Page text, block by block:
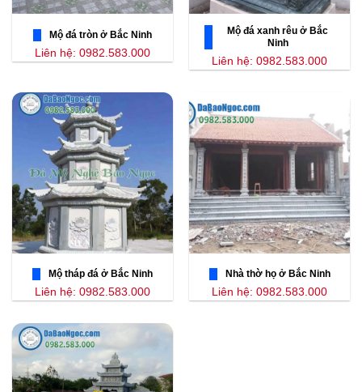
Mộ đá tròn ở Bắc Ninh
Liên hệ: 0982.583.000
Mộ đá xanh rêu ở Bắc
Ninh
Liên hệ: 0982.583.000
Mộ tháp đá ở Bắc Ninh
Liên hệ: 0982.583.000
Nhà thờ họ ở Bắc Ninh
Liên hệ: 0982.583.000